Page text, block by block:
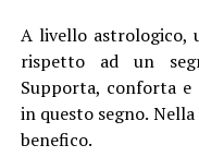
A livello astrologico,
rispetto ad un
Supporta, conforta e
in questo segno.
benefico.